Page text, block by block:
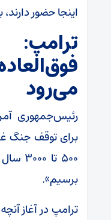
اینجا حضور
می‌رود
رئیس‌جمهوری
برای توقف جنگ
۵۰۰
برسیم».
ترامپ در آغاز